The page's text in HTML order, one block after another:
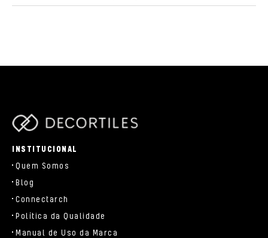
INSTITUCIONAL
Quem Somos
Blog
Connectarch
Política da Qualidade
Manual de Uso da Marca